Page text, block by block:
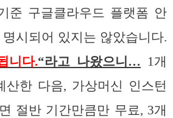
준 구글클라우드 플랫폼 안
시되어 있지는 않았습니다.
니다.“라고 나왔으니… 1개
산한 다음, 가상머신 인스턴
절반 기간만큼만 무료, 3개